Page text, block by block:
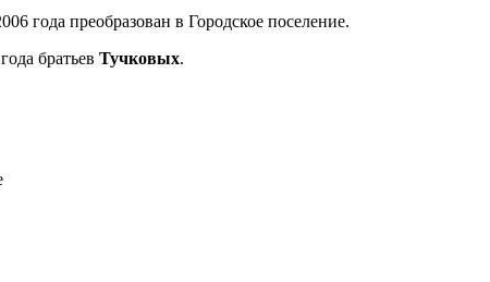
года преобразован в Городское поселение.
братьев Тучковых.